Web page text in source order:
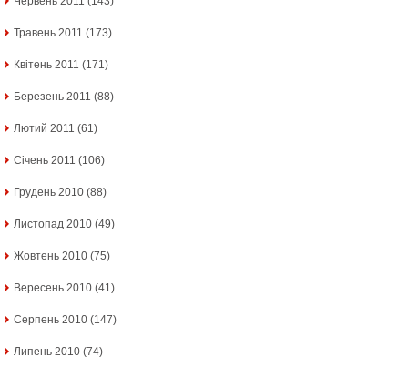
Травень 2011 (173)
Квітень 2011 (171)
Березень 2011 (88)
Лютий 2011 (61)
Січень 2011 (106)
Грудень 2010 (88)
Листопад 2010 (49)
Жовтень 2010 (75)
Вересень 2010 (41)
Серпень 2010 (147)
Липень 2010 (74)